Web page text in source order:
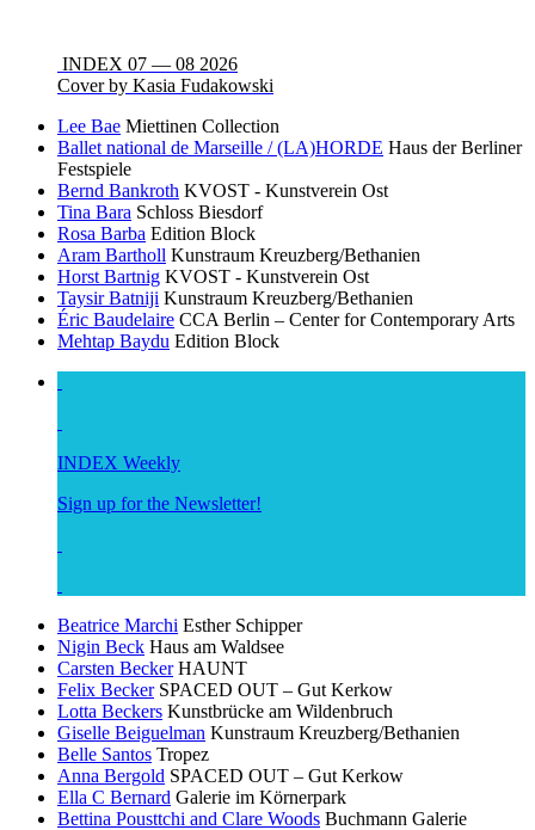
INDEX 07 — 08 2026
Cover by Kasia Fudakowski
Lee Bae Miettinen Collection
Ballet national de Marseille / (LA)HORDE Haus der Berliner
Festspiele
Bernd Bankroth KVOST - Kunstverein Ost
Tina Bara Schloss Biesdorf
Rosa Barba Edition Block
Aram Bartholl Kunstraum Kreuzberg/Bethanien
Horst Bartnig KVOST - Kunstverein Ost
Taysir Batniji Kunstraum Kreuzberg/Bethanien
Éric Baudelaire CCA Berlin – Center for Contemporary Arts
Mehtap Baydu Edition Block
INDEX Weekly
Sign up for the Newsletter!
Beatrice Marchi Esther Schipper
Nigin Beck Haus am Waldsee
Carsten Becker HAUNT
Felix Becker SPACED OUT – Gut Kerkow
Lotta Beckers Kunstbrücke am Wildenbruch
Giselle Beiguelman Kunstraum Kreuzberg/Bethanien
Belle Santos Tropez
Anna Bergold SPACED OUT – Gut Kerkow
Ella C Bernard Galerie im Körnerpark
Bettina Pousttchi and Clare Woods Buchmann Galerie